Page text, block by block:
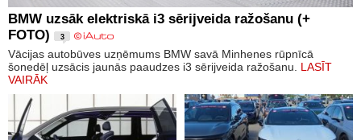
BMW uzsāk elektriskā i3 sērijveida ražošanu (+
FOTO)
3
Vācijas autobūves uzņēmums BMW savā Minhenes rūpnīcā
šonedēļ uzsācis jaunās paaudzes i3 sērijveida ražošanu. LASĪT
VAIRĀK